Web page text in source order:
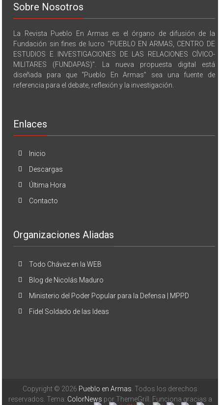
Sobre Nosotros
La Revista Pueblo En Armas es el órgano de difusión de la
Fundación sin fines de lucro "PUEBLO EN ARMAS, CENTRO DE
ESTUDIOS E INVESTIGACIONES DE LAS RELACIONES CÍVICO-
MILITARES (FUNDAPAS)". La nueva propuesta digital está
diseñada para que “Pueblo En Armas” sea una fuente de
referencia para el debate, reflexión y la investigación.
Enlaces
Inicio
Descargas
Última Hora
Contacto
Organizaciones Aliadas
Todo Chávez en la WEB
Blog de Nicolás Maduro
Ministerio del Poder Popular para la Defensa | MPPD
Fidel Soldado de las Ideas
Copyright © 2026 Pueblo en Armas. Todos los derechos
reservados. Tema: ColorNews por ThemeGrill. Funciona gracias a